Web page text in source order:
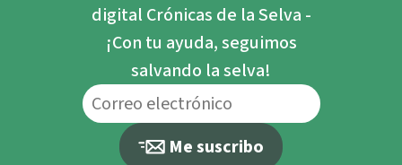
digital Crónicas de la Selva -
¡Con tu ayuda, seguimos
salvando la selva!
Me suscribo